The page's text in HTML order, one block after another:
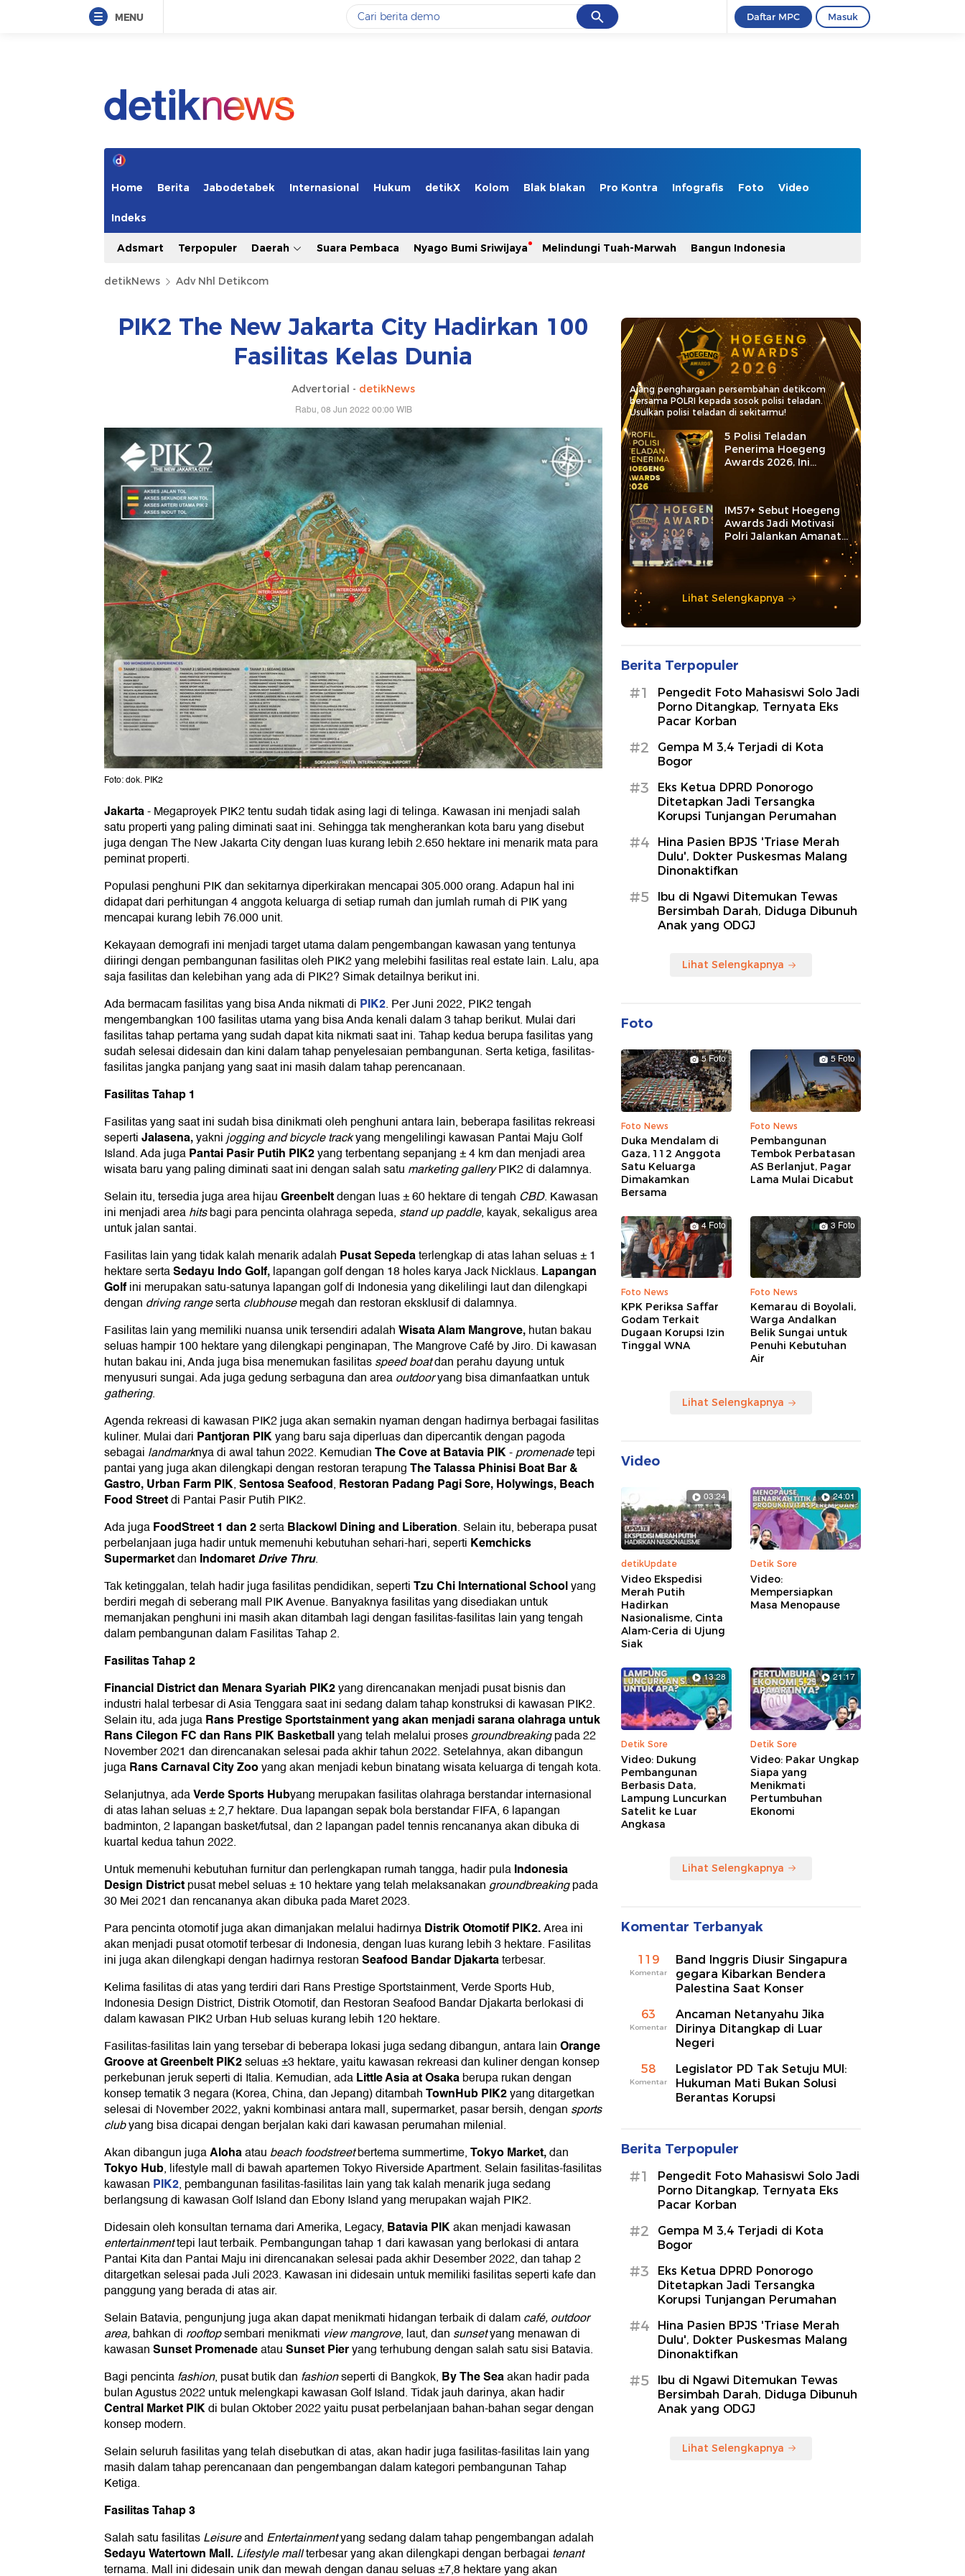
MENU Cancel
#4iran
Terakhir yang dicari
Daftar MPC Masuk
Home Berita Jabodetabek Internasional Hukum detikX Kolom Blak blakan Pro Kontra Infografis Foto Video
Indeks
Adsmart Terpopuler Daerah Suara Pembaca Nyago Bumi Sriwijaya Melindungi Tuah-Marwah Bangun Indonesia
detikNews Adv Nhl Detikcom
PIK2 The New Jakarta City Hadirkan 100
Fasilitas Kelas Dunia
Advertorial - detikNews
Rabu, 08 Jun 2022 00:00 WIB
Foto: dok. PIK2
Jakarta-Megaproyek PIK2 tentu sudah tidak asing lagi di telinga. Kawasan ini menjadi salah
satu properti yang paling diminati saat ini. Sehingga tak mengherankan kota baru yang disebut
juga dengan The New Jakarta City dengan luas kurang lebih 2.650 hektare ini menarik mata para
peminat properti.
Populasi penghuni PIK dan sekitarnya diperkirakan mencapai 305.000 orang. Adapun hal ini
didapat dari perhitungan 4 anggota keluarga di setiap rumah dan jumlah rumah di PIK yang
mencapai kurang lebih 76.000 unit.
Kekayaan demografi ini menjadi target utama dalam pengembangan kawasan yang tentunya
diiringi dengan pembangunan fasilitas oleh PIK2 yang melebihi fasilitas real estate lain. Lalu, apa
saja fasilitas dan kelebihan yang ada di PIK2? Simak detailnya berikut ini.
Ada bermacam fasilitas yang bisa Anda nikmati di PIK2. Per Juni 2022, PIK2 tengah
mengembangkan 100 fasilitas utama yang bisa Anda kenali dalam 3 tahap berikut. Mulai dari
fasilitas tahap pertama yang sudah dapat kita nikmati saat ini. Tahap kedua berupa fasilitas yang
sudah selesai didesain dan kini dalam tahap penyelesaian pembangunan. Serta ketiga, fasilitas-
fasilitas jangka panjang yang saat ini masih dalam tahap perencanaan.
Fasilitas Tahap 1
Fasilitas yang saat ini sudah bisa dinikmati oleh penghuni antara lain, beberapa fasilitas rekreasi
sepertiJalasena,yaknijogging and bicycle trackyang mengelilingi kawasan Pantai Maju Golf
Island. Ada jugaPantai Pasir Putih PIK2yang terbentang sepanjang ± 4 km dan menjadi area
wisata baru yang paling diminati saat ini dengan salah satu marketing galleryPIK2 di dalamnya.
Selain itu, tersedia juga area hijauGreenbeltdengan luas ± 60 hektare di tengah CBD. Kawasan
ini menjadi areahitsbagi para pencinta olahraga sepeda, stand up paddle, kayak, sekaligus area
untuk jalan santai.
Fasilitas lain yang tidak kalah menarik adalah Pusat Sepedaterlengkap di atas lahan seluas ± 1
hektare sertaSedayu Indo Golf,lapangan golf dengan 18 holes karya Jack Nicklaus. Lapangan
Golfini merupakan satu-satunya lapangan golf di Indonesia yang dikelilingi laut dan dilengkapi
dengan driving rangesertaclubhousemegah dan restoran eksklusif di dalamnya.
Fasilitas lain yang memiliki nuansa unik tersendiri adalahWisata Alam Mangrove,hutan bakau
seluas hampir 100 hektare yang dilengkapi penginapan, The Mangrove Café by Jiro. Di kawasan
hutan bakau ini, Anda juga bisa menemukan fasilitasspeed boatdan perahu dayung untuk
menyusuri sungai. Ada juga gedung serbaguna dan areaoutdooryang bisa dimanfaatkan untuk
gathering.
Agenda rekreasi di kawasan PIK2 juga akan semakin nyaman dengan hadirnya berbagai fasilitas
kuliner. Mulai dari Pantjoran PIKyang baru saja diperluas dan dipercantik dengan pagoda
sebagai landmarknya di awal tahun 2022. KemudianThe Cove at Batavia PIK-promenadetepi
pantai yang juga akan dilengkapi dengan restoran terapungThe Talassa Phinisi Boat Bar &
Gastro, Urban Farm PIK,Sentosa Seafood, Restoran Padang Pagi Sore, Holywings, Beach
FoodStreetdi Pantai Pasir Putih PIK2.
Ada jugaFoodStreet 1 dan 2sertaBlackowl Dining and Liberation. Selain itu, beberapa pusat
perbelanjaan juga hadir untuk memenuhi kebutuhan sehari-hari, seperti Kemchicks
Supermarketdan IndomaretDrive Thru.
Tak ketinggalan, telah hadir juga fasilitas pendidikan, sepertiTzu Chi International Schoolyang
berdiri megah di seberang mall PIK Avenue. Banyaknya fasilitas yang disediakan untuk
memanjakan penghuni ini masih akan ditambah lagi dengan fasilitas-fasilitas lain yang tengah
dalam pembangunan dalam Fasilitas Tahap 2.
Fasilitas Tahap 2
Financial District dan Menara Syariah PIK2yang direncanakan menjadi pusat bisnis dan
industri halal terbesar di Asia Tenggara saat ini sedang dalam tahap konstruksi di kawasan PIK2.
Selain itu, ada jugaRans Prestige Sportstainment yang akan menjadi sarana olahraga untuk
Rans Cilegon FC dan Rans PIK Basketballyang telah melalui prosesgroundbreakingpada 22
November 2021 dan direncanakan selesai pada akhir tahun 2022. Setelahnya, akan dibangun
jugaRans Carnaval City Zooyang akan menjadi kebun binatang wisata keluarga di tengah kota.
Selanjutnya, adaVerdeSports Hubyang merupakan fasilitas olahraga berstandar internasional
di atas lahan seluas ± 2,7 hektare. Dua lapangan sepak bola berstandar FIFA, 6 lapangan
badminton, 2 lapangan basket/futsal, dan 2 lapangan padel tennis rencananya akan dibuka di
kuartal kedua tahun 2022.
Untuk memenuhi kebutuhan furnitur dan perlengkapan rumah tangga, hadir pulaIndonesia
Design Districtpusat mebel seluas ± 10 hektare yang telah melaksanakangroundbreakingpada
30 Mei 2021 dan rencananya akan dibuka pada Maret 2023.
Para pencinta otomotif juga akan dimanjakan melalui hadirnyaDistrik Otomotif PIK2.Area ini
akan menjadi pusat otomotif terbesar di Indonesia, dengan luas kurang lebih 3 hektare. Fasilitas
ini juga akan dilengkapi dengan hadirnya restoranSeafood Bandar Djakartaterbesar.
Kelima fasilitas di atas yang terdiri dari Rans Prestige Sportstainment, Verde Sports Hub,
Indonesia Design District, Distrik Otomotif, dan Restoran Seafood Bandar Djakarta berlokasi di
dalam kawasan PIK2 Urban Hub seluas kurang lebih 120 hektare.
Fasilitas-fasilitas lain yang tersebar di beberapa lokasi juga sedang dibangun, antara lainOrange
Groove at Greenbelt PIK2seluas ±3 hektare, yaitu kawasan rekreasi dan kuliner dengan konsep
perkebunan jeruk seperti di Italia. Kemudian, adaLittle Asia at Osakaberupa rukan dengan
konsep tematik 3 negara (Korea, China, dan Jepang) ditambahTownHub PIK2yang ditargetkan
selesai di November 2022, yakni kombinasi antara mall, supermarket, pasar bersih, dengan sports
clubyang bisa dicapai dengan berjalan kaki dari kawasan perumahan milenial.
Akan dibangun jugaAlohaatau beach foodstreetbertema summertime,Tokyo Market,dan
Tokyo Hub, lifestyle mall di bawah apartemen Tokyo Riverside Apartment. Selain fasilitas-fasilitas
kawasan PIK2, pembangunan fasilitas-fasilitas lain yang tak kalah menarik juga sedang
berlangsung di kawasan Golf Island dan Ebony Island yang merupakan wajah PIK2.
Didesain oleh konsultan ternama dari Amerika, Legacy, Batavia PIKakan menjadi kawasan
entertainmenttepi laut terbaik. Pembangungan tahap 1 dari kawasan yang berlokasi di antara
Pantai Kita dan Pantai Maju ini direncanakan selesai pada akhir Desember 2022, dan tahap 2
ditargetkan selesai pada Juli 2023. Kawasan ini didesain untuk memiliki fasilitas seperti kafe dan
panggung yang berada di atas air.
Selain Batavia, pengunjung juga akan dapat menikmati hidangan terbaik di dalamcafé, outdoor
area,bahkan di rooftopsembari menikmati view mangrove, laut, dan sunsetyang menawan di
kawasanSunset PromenadeatauSunset Pieryang terhubung dengan salah satu sisi Batavia.
Bagi pencintafashion, pusat butik dan fashionseperti di Bangkok, By The Seaakan hadir pada
bulan Agustus 2022 untuk melengkapi kawasan Golf Island. Tidak jauh darinya, akan hadir
Central Market PIKdi bulan Oktober 2022 yaitu pusat perbelanjaan bahan-bahan segar dengan
konsep modern.
Selain seluruh fasilitas yang telah disebutkan di atas, akan hadir juga fasilitas-fasilitas lain yang
masih dalam tahap perencanaan dan pengembangan dalam kategori pembangunan Tahap
Ketiga.
Fasilitas Tahap 3
Salah satu fasilitasLeisureand Entertainmentyang sedang dalam tahap pengembangan adalah
Sedayu Watertown Mall.Lifestyle mallterbesar yang akan dilengkapi dengan berbagai tenant
ternama. Mall ini didesain unik dan mewah dengan danau seluas ±7,8 hektare yang akan
Ajang penghargaan persembahan detikcom
bersama POLRI kepada sosok polisi teladan.
Usulkan polisi teladan di sekitarmu!
5 Polisi Teladan
Penerima Hoegeng
Awards 2026, Ini
Kategori dan Kiprahnya
IM57+ Sebut Hoegeng
Awards Jadi Motivasi
Polri Jalankan Amanat
Lihat Selengkapnya
Berita Terpopuler
#1
Pengedit Foto Mahasiswi Solo Jadi
Porno Ditangkap, Ternyata Eks
Pacar Korban
#2
Gempa M 3,4 Terjadi di Kota
Bogor
#3
Eks Ketua DPRD Ponorogo
Ditetapkan Jadi Tersangka
Korupsi Tunjangan Perumahan
#4
Hina Pasien BPJS 'Triase Merah
Dulu', Dokter Puskesmas Malang
Dinonaktifkan
#5
Ibu di Ngawi Ditemukan Tewas
Bersimbah Darah, Diduga Dibunuh
Anak yang ODGJ
Lihat Selengkapnya
Foto
5 Foto
Foto News
Duka Mendalam di
Gaza, 112 Anggota
Satu Keluarga
Dimakamkan
Bersama
5 Foto
Foto News
Pembangunan
Tembok Perbatasan
AS Berlanjut, Pagar
Lama Mulai Dicabut
4 Foto
Foto News
KPK Periksa Saffar
Godam Terkait
Dugaan Korupsi Izin
Tinggal WNA
3 Foto
Foto News
Kemarau di Boyolali,
Warga Andalkan
Belik Sungai untuk
Penuhi Kebutuhan
Air
Lihat Selengkapnya
Video
03:24
detikUpdate
Video Ekspedisi
Merah Putih
Hadirkan
Nasionalisme, Cinta
Alam-Ceria di Ujung
Siak
24:01
Detik Sore
Video:
Mempersiapkan
Masa Menopause
13:28
Detik Sore
Video: Dukung
Pembangunan
Berbasis Data,
Lampung Luncurkan
Satelit ke Luar
Angkasa
21:17
Detik Sore
Video: Pakar Ungkap
Siapa yang
Menikmati
Pertumbuhan
Ekonomi
Lihat Selengkapnya
Komentar Terbanyak
119
Komentar
Band Inggris Diusir Singapura
gegara Kibarkan Bendera
Palestina Saat Konser
63
Komentar
Ancaman Netanyahu Jika
Dirinya Ditangkap di Luar
Negeri
58
Komentar
Legislator PD Tak Setuju MUI:
Hukuman Mati Bukan Solusi
Berantas Korupsi
Berita Terpopuler
#1
Pengedit Foto Mahasiswi Solo Jadi
Porno Ditangkap, Ternyata Eks
Pacar Korban
#2
Gempa M 3,4 Terjadi di Kota
Bogor
#3
Eks Ketua DPRD Ponorogo
Ditetapkan Jadi Tersangka
Korupsi Tunjangan Perumahan
#4
Hina Pasien BPJS 'Triase Merah
Dulu', Dokter Puskesmas Malang
Dinonaktifkan
#5
Ibu di Ngawi Ditemukan Tewas
Bersimbah Darah, Diduga Dibunuh
Anak yang ODGJ
Lihat Selengkapnya